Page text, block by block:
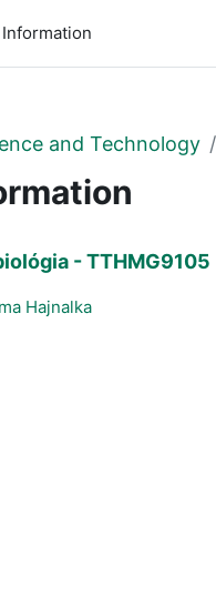
Information
and Technology
- TTHMG9105
Hajnalka